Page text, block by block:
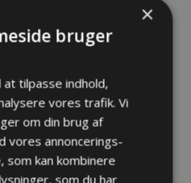
lyde. Det gælder
om, at du
godt at skyde fra.
desto
at undgå skarpe
en tjur på lang
×
bruger
tilpasse indhold,
vores trafik. Vi
om din brug af
vores annoncerings-
som kan kombinere
som du har